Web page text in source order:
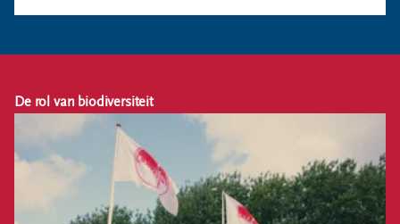
De rol van biodiversiteit